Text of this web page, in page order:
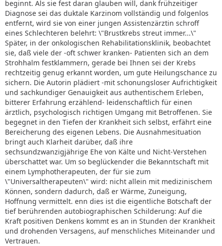
beginnt. Als sie fest daran glauben will, dank frühzeitiger
Diagnose sei das duktale Karzinom vollständig und folgenlos
entfernt, wird sie von einer jungen Assistenzärztin schroff
eines Schlechteren belehrt: \"Brustkrebs streut immer...\"
Später, in der onkologischen Rehabilitationsklinik, beobachtet
sie, daß viele der -oft schwer kranken- Patienten sich an dem
Strohhalm festklammern, gerade bei Ihnen sei der Krebs
rechtzeitig genug erkannt worden, um gute Heilungschance zu
sichern. Die Autorin plädiert -mit schonungsloser Aufrichtigkeit
und sachkundiger Genauigkeit aus authentischem Erleben,
bitterer Erfahrung erzählend- leidenschaftlich für einen
ärztlich, psychologisch richtigen Umgang mit Betroffenen. Sie
begegnet in den Tiefen der Krankheit sich selbst, erfährt eine
Bereicherung des eigenen Lebens. Die Ausnahmesituation
bringt auch Klarheit darüber, daß ihre
sechsundzwanzigjährige Ehe von Kälte und Nicht-Verstehen
überschattet war. Um so beglückender die Bekanntschaft mit
einem Lymphotherapeuten, der für sie zum
\"Universaltherapeuten\" wird: nicht allein mit medizinischem
Können, sondern dadurch, daß er Wärme, Zuneigung,
Hoffnung vermittelt. enn dies ist die eigentliche Botschaft der
tief berührenden autobiographischen Schilderung: Auf die
Kraft positiven Denkens kommt es an in Stunden der Krankheit
und drohenden Versagens, auf menschliches Miteinander und
Vertrauen.